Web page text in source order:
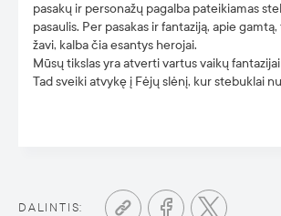
pasakų ir personažų pagalba pateikiamas
pasaulis. Per pasakas ir fantaziją, apie
žavi, kalba čia esantys herojai.
Mūsų tikslas yra atverti vartus vaikų
Tad sveiki atvykę į Fėjų slėnį, kur stebuklai
DALINTIS: